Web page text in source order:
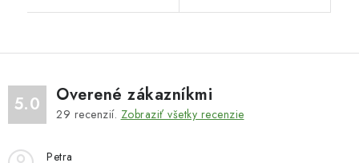
5.0 Overené zákazníkmi
29 recenzií. Zobraziť všetky recenzie
Petra